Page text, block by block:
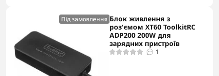
Під замовлення Блок живлення з
роз'ємом ХТ60 ToolkitRC
ADP200 200W для
зарядних пристроїв
1